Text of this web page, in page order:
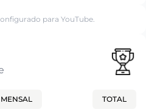
para YouTube.
MENSAL TOTAL